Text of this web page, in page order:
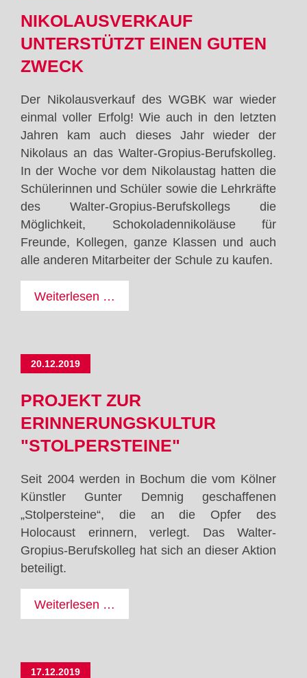
NIKOLAUSVERKAUF
UNTERSTÜTZT EINEN GUTEN
ZWECK
Der Nikolausverkauf des WGBK war wieder
einmal voller Erfolg! Wie auch in den letzten
Jahren kam auch dieses Jahr wieder der
Nikolaus an das Walter-Gropius-Berufskolleg.
In der Woche vor dem Nikolaustag hatten die
Schülerinnen und Schüler sowie die Lehrkräfte
des Walter-Gropius-Berufskollegs die
Möglichkeit, Schokoladennikoläuse für
Freunde, Kollegen, ganze Klassen und auch
alle anderen Mitarbeiter der Schule zu kaufen.
Weiterlesen …
unterstützt
20.12.2019
PROJEKT ZUR
ERINNERUNGSKULTUR
"STOLPERSTEINE"
Seit 2004 werden in Bochum die vom Kölner
Künstler Gunter Demnig geschaffenen
„Stolpersteine“, die an die Opfer des
Holocaust erinnern, verlegt. Das Walter-
Gropius-Berufskolleg hat sich an dieser Aktion
beteiligt.
Weiterlesen …
zur
17.12.2019